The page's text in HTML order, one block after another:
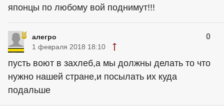
японцы по любому вой поднимут!!!
алегро 0
1 февраля 2018 18:10
пусть воют в захлеб,а мы должны делать то что
нужно нашей стране,и посылать их куда
подальше